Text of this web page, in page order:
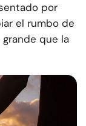
por
el rumbo de
que la